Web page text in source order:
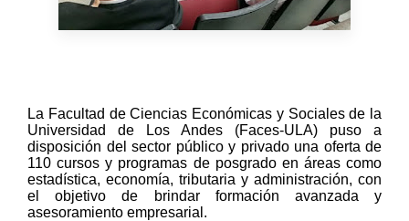
La Facultad de Ciencias Económicas y Sociales de la
Universidad de Los Andes (Faces-ULA) puso a
disposición del sector público y privado una oferta de
110 cursos y programas de posgrado en áreas como
estadística, economía, tributaria y administración, con
el objetivo de brindar formación avanzada y
asesoramiento empresarial.